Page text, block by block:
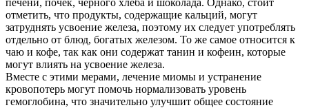
отметить, что продукты, содержащие кальций, могут
затруднять усвоение железа, поэтому их следует употреблять
отдельно от блюд, богатых железом. То же самое относится к
чаю и кофе, так как они содержат танин и кофеин, которые
могут влиять на усвоение железа.
Вместе с этими мерами, лечение миомы и устранение
кровопотерь могут помочь нормализовать уровень
гемоглобина, что значительно улучшит общее состояние